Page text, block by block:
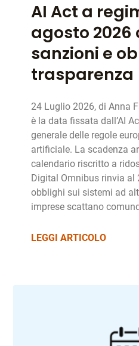
AI Act a
agosto 2026
sanzioni e
trasparenza
24 Luglio 2026, di Anna
è la data fissata dall’AI
generale delle regole
artificiale. La scadenza
calendario riscritto a
Digital Omnibus rinvia al
obblighi sui sistemi ad
imprese scattano
LEGGI ARTICOLO